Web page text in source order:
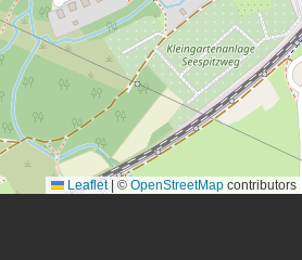
Leaflet |© OpenStreetMap contributors